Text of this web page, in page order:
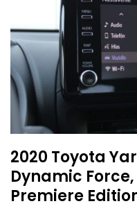
2020 Toyota
Dynamic Force,
Premiere